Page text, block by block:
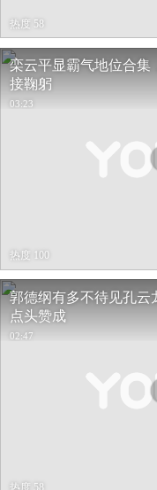
热度 58
栾云平显霸气地位合集
接鞠躬
03:23
热度 100
郭德纲有多不待见孔云
点头赞成
02:47
热度 58